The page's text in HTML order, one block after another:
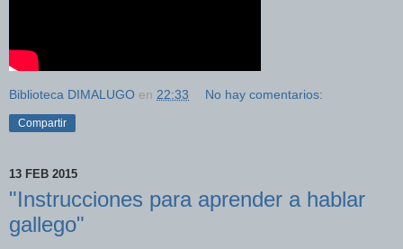
Biblioteca DIMALUGO en 22:33 No hay comentarios:
Compartir
13 FEB 2015
"Instrucciones para aprender a hablar
gallego"